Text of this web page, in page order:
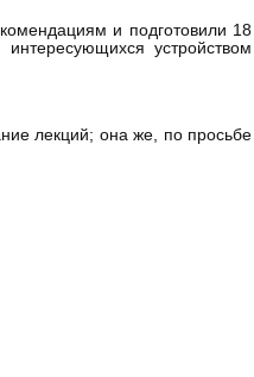
и подготовили 18
устройством
лекций; она же, по просьбе